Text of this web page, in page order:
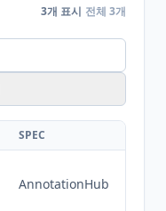
3개 표시 전체 3개
SPEC
AnnotationHub